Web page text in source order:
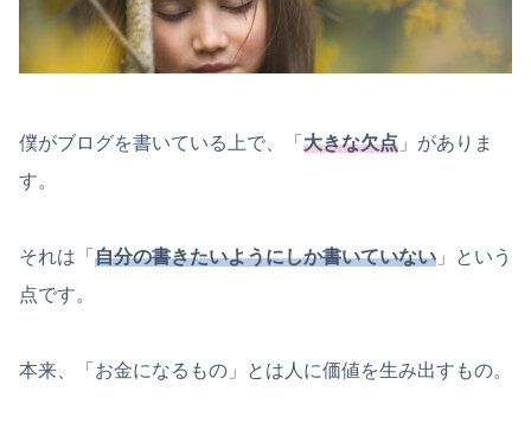
僕がブログを書いている上で、「 大きな欠点 」がありま
す。
それは「 自分の書きたいようにしか書いていない 」という
点です。
本来、「お金になるもの」とは人に価値を生み出すもの。